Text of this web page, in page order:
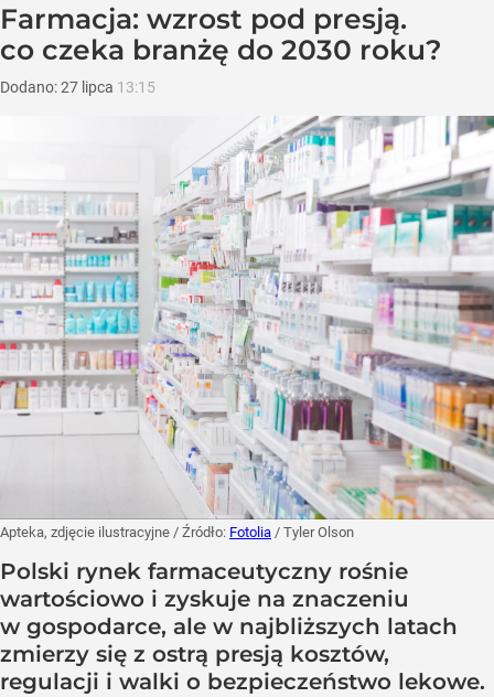
Farmacja: wzrost pod presją.
co czeka branżę do 2030 roku?
Dodano:27 lipca 13:15
Apteka, zdjęcie ilustracyjne / Źródło: Fotolia / Tyler Olson
Polski rynek farmaceutyczny rośnie
wartościowo i zyskuje na znaczeniu
w gospodarce, ale w najbliższych latach
zmierzy się z ostrą presją kosztów,
regulacji i walki o bezpieczeństwo lekowe.